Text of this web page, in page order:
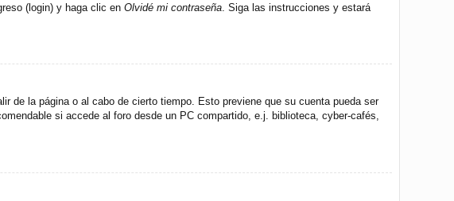
(login) y haga clic en Olvidé mi contraseña. Siga las instrucciones y estará
de la página o al cabo de cierto tiempo. Esto previene que su cuenta pueda ser
si accede al foro desde un PC compartido, e.j. biblioteca, cyber-cafés,